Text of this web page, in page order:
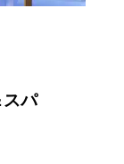
スパ